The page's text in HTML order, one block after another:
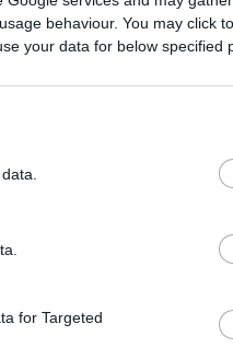
behaviour. You may click
your data for below specified
for Targeted